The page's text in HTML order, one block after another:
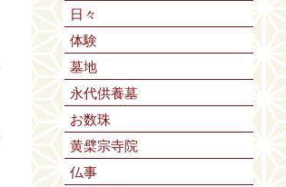
日々
体験
墓地
永代供養墓
お数珠
黄檗宗寺院
仏事